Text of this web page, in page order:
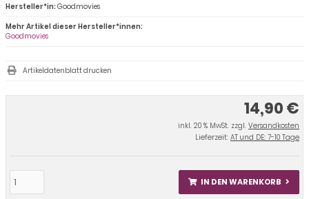
14,90 €
inkl. 20 % MwSt. zzgl. Versandkosten
Lieferzeit: AT und DE: 7-10 Tage
IN DEN WARENKORB
Hersteller*in:Goodmovies
Mehr Artikel dieser Hersteller*innen:
Goodmovies
Artikeldatenblatt drucken